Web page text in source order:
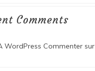
Comments
WordPress Commentersur